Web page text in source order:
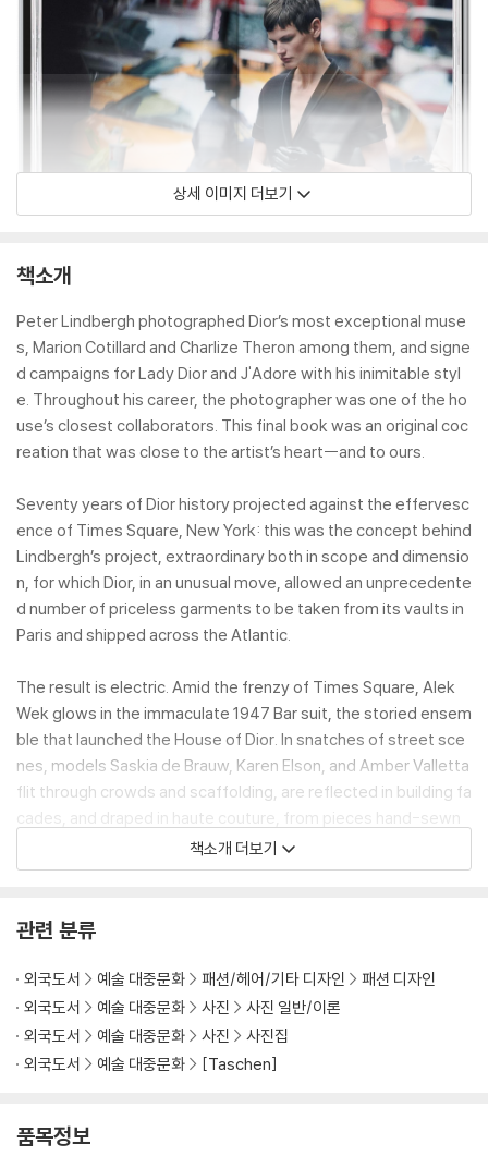
상세 이미지 더보기
책소개
Peter Lindbergh photographed Dior’s most exceptional muse
s, Marion Cotillard and Charlize Theron among them, and signe
d campaigns for Lady Dior and J'Adore with his inimitable styl
e. Throughout his career, the photographer was one of the ho
use’s closest collaborators. This final book was an original coc
reation that was close to the artist’s heart--and to ours.
Seventy years of Dior history projected against the effervesc
ence of Times Square, New York: this was the concept behind
Lindbergh’s project, extraordinary both in scope and dimensio
n, for which Dior, in an unusual move, allowed an unprecedente
d number of priceless garments to be taken from its vaults in
Paris and shipped across the Atlantic.
The result is electric. Amid the frenzy of Times Square, Alek
Wek glows in the immaculate 1947 Bar suit, the storied ensem
ble that launched the House of Dior. In snatches of street sce
nes, models Saskia de Brauw, Karen Elson, and Amber Valletta
flit through crowds and scaffolding, are reflected in building fa
cades, and draped in haute couture, from pieces hand-sewn
by Christian Dior to more recent designs by Maria Grazia Chiur
i. Lindbergh’s trademark monochrome and color photographs
of each garment.
Lindbergh himself is present in every aspect of this publicatio
n designed by his long-time collaborator and friend Juan Gatti.
This volume features 165 never-before-published images fro
m the shoot, including an introduction by Martin Harrison, and
pays homage to Lindbergh’s profound relationship with the Pa
Dior creations, from haute couture to ready-to-wear, men’s a
책소개 더보기
관련 분류
외국도서 예술 대중문화 패션/헤어/기타 디자인
패션 디자인
외국도서
예술 대중문화 사진
사진 일반/이론
외국도서
예술 대중문화 사진
사진집
외국도서
예술 대중문화 [Taschen]
품목정보